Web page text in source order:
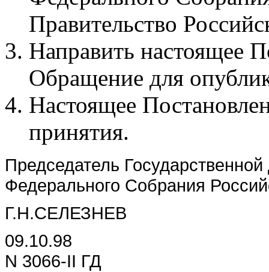
Правительство
Направить настоящее
Обращение для
Настоящее
принятия.
Председатель
Федерального Собрания
Г.Н.СЕЛЕЗНЕВ
09.10.98
N 3066-II ГД